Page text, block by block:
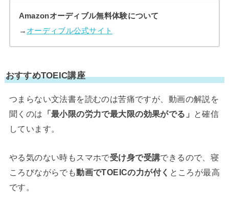
Amazonオーディブル無料体験について
→ オーディブル公式サイト
おすすめTOEIC講座
つまらない文法書を読むのは苦痛ですが、動画の解説を
聞くのは 「最小限の労力で最大限の効果がでる」
と確信
しています。
やる気のない時もスマホで受け身で受講できるので、寝
ころびながらでも動画でTOEICの力が付く ところが最高
です。